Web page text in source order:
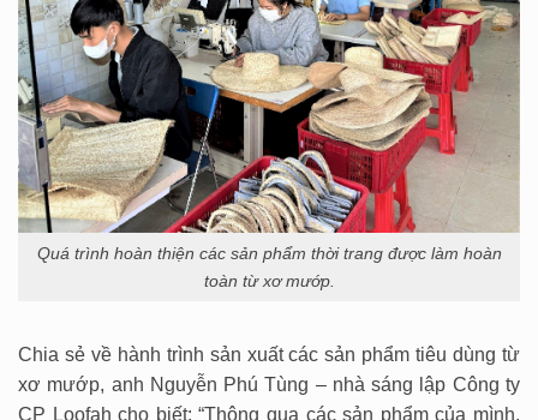
Quá trình hoàn thiện các sản phẩm thời trang được làm hoàn
toàn từ xơ mướp.
Chia sẻ về hành trình sản xuất các sản phẩm tiêu dùng từ
xơ mướp, anh Nguyễn Phú Tùng – nhà sáng lập Công ty
CP Loofah cho biết: “Thông qua các sản phẩm của mình,